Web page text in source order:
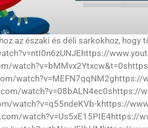
az északi és déli sarkokhoz,
watch?v=MEFN7qqNM2ghttps://
watch?v=08bALN4ec0shttps://
watch?v=q55ndeKVb-khttps://
watch?v=Us5xE15PIE4https://